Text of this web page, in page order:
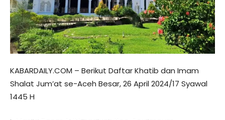
KABARDAILY.COM – Berikut Daftar Khatib dan Imam
Shalat Jum’at se-Aceh Besar, 26 April 2024/17 Syawal
1445 H